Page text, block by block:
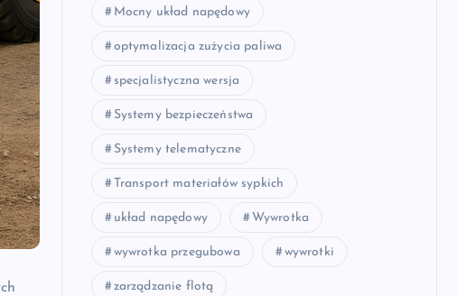
Mocny układ napędowy
optymalizacja zużycia paliwa
specjalistyczna wersja
Systemy bezpieczeństwa
Systemy telematyczne
Transport materiałów sypkich
układ napędowy Wywrotka
wywrotka przegubowa wywrotki
zarządzanie flotą